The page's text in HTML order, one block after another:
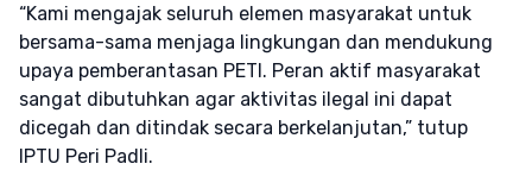
“Kami mengajak seluruh elemen masyarakat untuk
bersama-sama menjaga lingkungan dan mendukung
upaya pemberantasan PETI. Peran aktif masyarakat
sangat dibutuhkan agar aktivitas ilegal ini dapat
dicegah dan ditindak secara berkelanjutan,” tutup
IPTU Peri Padli.